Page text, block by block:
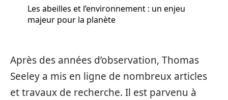
Les abeilles et l’environnement : un enjeu
majeur pour la planète
Après des années d’observation, Thomas
Seeley a mis en ligne de nombreux articles
et travaux de recherche. Il est parvenu à